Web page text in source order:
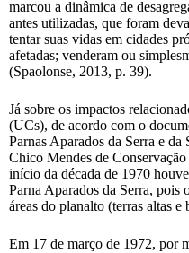
marcou a dinâmica de
antes utilizadas, que foram
tentar suas vidas em cidades
afetadas; venderam ou
(Spaolonse, 2013, p. 39).
Já sobre os impactos
(UCs), de acordo com o
Parnas Aparados da Serra e
Chico Mendes de
início da década de 1970
Parna Aparados da Serra, pois
áreas do planalto (terras altas e
Em 17 de março de 1972, por